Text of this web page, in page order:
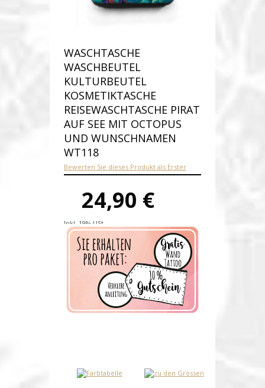
WASCHTASCHE
WASCHBEUTEL
KULTURBEUTEL
KOSMETIKTASCHE
REISEWASCHTASCHE PIRAT
AUF SEE MIT OCTOPUS
UND WUNSCHNAMEN
WT118
Bewerten Sie dieses Produkt als Erster
24,90 €
Inkl. 19% USt.
Versandkosten
Produktnummer:wt118-E
Verfügbarkeit:Auf Lager
Lieferzeit: 1-2 Werktage